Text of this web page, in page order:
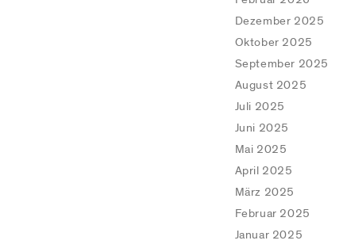
Dezember 2025
Oktober 2025
September 2025
August 2025
Juli 2025
Juni 2025
Mai 2025
April 2025
März 2025
Februar 2025
Januar 2025